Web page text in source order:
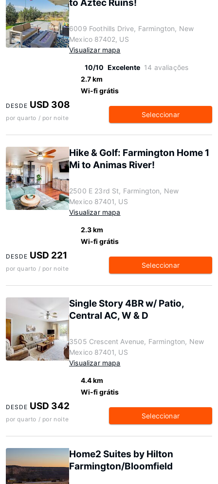
to Aztec Ruins!
6009 Foothills Drive, Farmington, New
Mexico 87402, US
Visualizar mapa
10/10 Excelente 14 avaliações
2.7 km
Wi-fi grátis
DESDE USD 308
por quarto / por noite Seleccionar
Hike & Golf: Farmington Home 1
Mi to Animas River!
2500 E 23rd St, Farmington, New
Mexico 87401, US
Visualizar mapa
2.3 km
Wi-fi grátis
DESDE USD 221
por quarto / por noite Seleccionar
Single Story 4BR w/ Patio,
Central AC, W & D
3505 Crescent Avenue, Farmington, New
Mexico 87401, US
Visualizar mapa
4.4 km
Wi-fi grátis
DESDE USD 342
por quarto / por noite Seleccionar
Home2 Suites by Hilton
Farmington/Bloomfield